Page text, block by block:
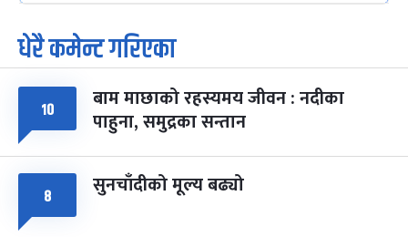
७ पूर्णिमा व्रत
चैत्र ७, २०८३-Mar 21, 2027
८
सोम
फागुपूर्णिमा
चैत्र ८, २०८३-Mar 22, 2027
७ महिना बाँकी
धेरै कमेन्ट गरिएका
१० बाम माछाको रहस्यमय जीवन : नदीका
पाहुना, समुद्रका सन्तान
८ सुनचाँदीको मूल्य बढ्यो